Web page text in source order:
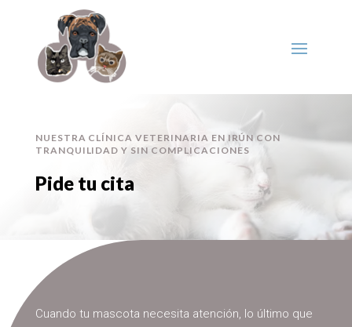
NUESTRA CLÍNICA VETERINARIA EN IRÚN CON
TRANQUILIDAD Y SIN COMPLICACIONES
Pide tu cita
Cuando tu mascota necesita atención, lo último que